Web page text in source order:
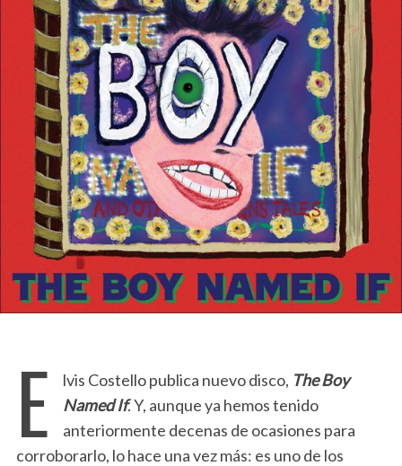
E lvis Costello publica nuevo disco, The Boy
Named If. Y, aunque ya hemos tenido
anteriormente decenas de ocasiones para
corroborarlo, lo hace una vez más: es uno de los